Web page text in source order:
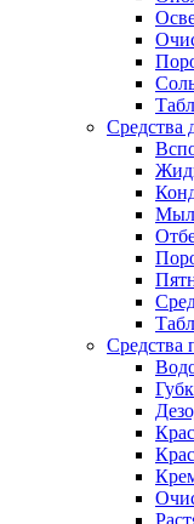
Средства
Средства